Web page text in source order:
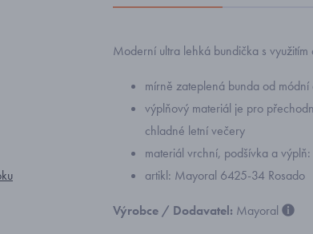
Moderní ultra lehká bundička s
mírně zateplená bunda od
výplňový materiál je pro
chladné letní večery
materiál vrchní, podšívka a
artikl: Mayoral 6425-34 Rosado
Výrobce / Dodavatel: Mayoral